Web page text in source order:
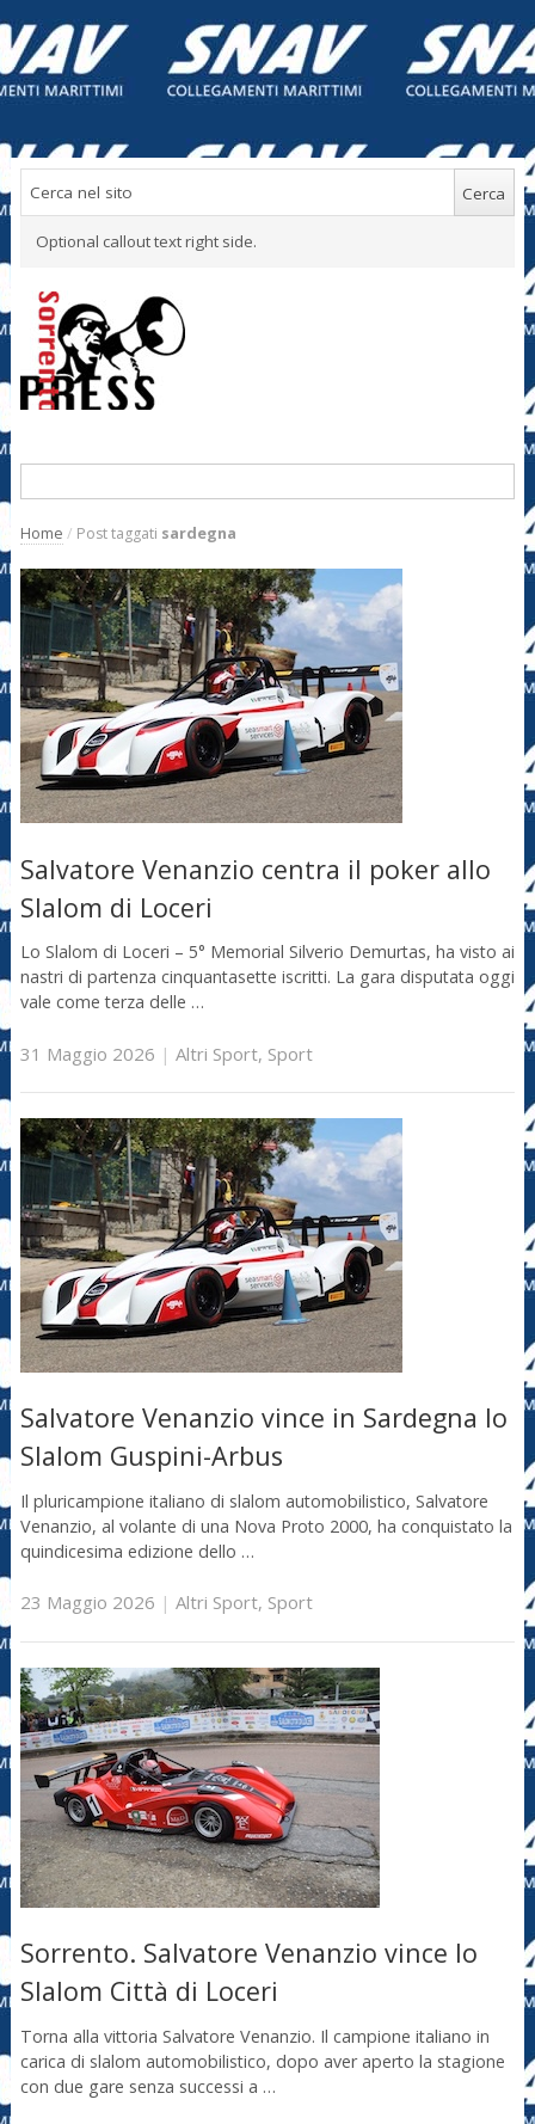
Optional callout text right side.
Home / Post taggati sardegna
Salvatore Venanzio centra il poker allo
Slalom di Loceri
Lo Slalom di Loceri – 5° Memorial Silverio Demurtas, ha visto ai
nastri di partenza cinquantasette iscritti. La gara disputata oggi
vale come terza delle …
31 Maggio 2026 | Altri Sport, Sport
Salvatore Venanzio vince in Sardegna lo
Slalom Guspini-Arbus
Il pluricampione italiano di slalom automobilistico, Salvatore
Venanzio, al volante di una Nova Proto 2000, ha conquistato la
quindicesima edizione dello …
23 Maggio 2026 | Altri Sport, Sport
Sorrento. Salvatore Venanzio vince lo
Slalom Città di Loceri
Torna alla vittoria Salvatore Venanzio. Il campione italiano in
carica di slalom automobilistico, dopo aver aperto la stagione
con due gare senza successi a …